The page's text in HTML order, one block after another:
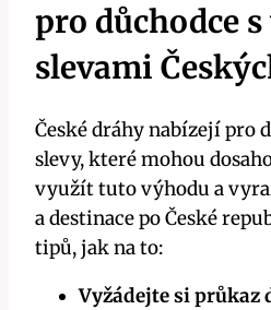
pro důchodce
slevami
České dráhy nabízejí pro
slevy, které mohou
využít tuto výhodu a
a destinace po České
tipů, jak na to:
Vyžádejte si průkaz